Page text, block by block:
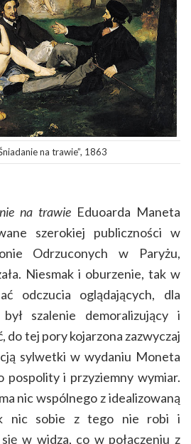
na trawie”, 1863
na trawie Eduoarda Maneta
szerokiej publiczności w
Odrzuconych w Paryżu,
Niesmak i oburzenie, tak w
odczucia oglądających, dla
szalenie demoralizujący i
do tej pory kojarzona zazwyczaj
sylwetki w wydaniu Moneta
pospolity i przyziemny wymiar.
nic wspólnego z idealizowaną
nic sobie z tego nie robi i
w widza, co w połączeniu z